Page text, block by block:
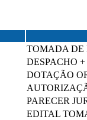
TOMADA DE
DESPACHO
DOTAÇÃO
PARECER
EDITAL